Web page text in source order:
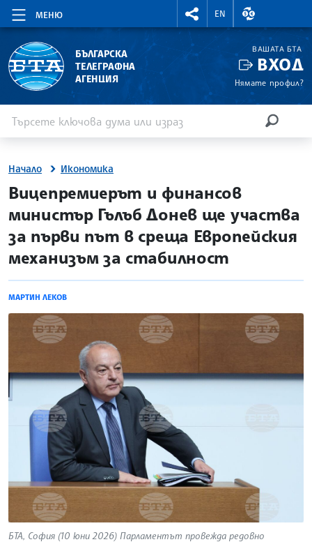
МЕНЮ
RIGHTMENU.SOCIAL
EN
ВАЛУТНИ
БЪЛГАРСКА
ТЕЛЕГРАФНА
АГЕНЦИЯ
ВАШАТА БТА
ВХОД
Нямате профил?
Начало Икономика
site.bta
Вицепремиерът и финансов
министър Гълъб Донев ще участва
за първи път в среща Европейския
механизъм за стабилност
МАРТИН ЛЕКОВ
БТА, София (10 юни 2026) Парламентът провежда редовно